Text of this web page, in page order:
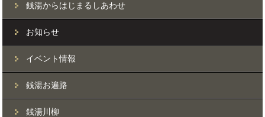
銭湯からはじまるしあわせ
お知らせ
イベント情報
銭湯お遍路
銭湯川柳